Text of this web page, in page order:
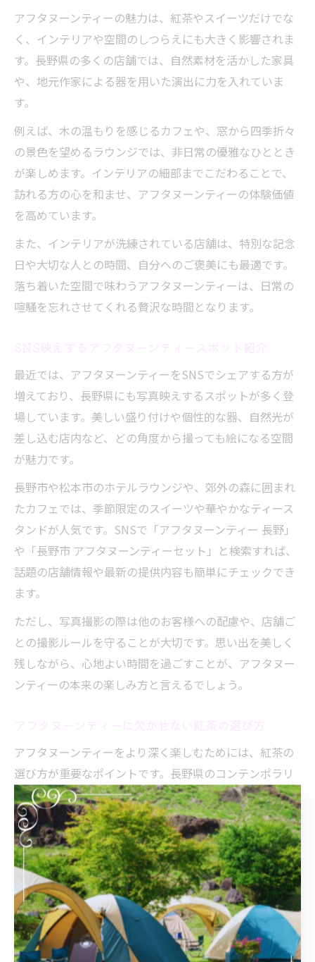
アフタヌーンティーの魅力は、紅茶やスイーツだけでな
く、インテリアや空間のしつらえにも大きく影響されま
す。長野県の多くの店舗では、自然素材を活かした家具
や、地元作家による器を用いた演出に力を入れていま
す。
例えば、木の温もりを感じるカフェや、窓から四季折々
の景色を望めるラウンジでは、非日常の優雅なひととき
が楽しめます。インテリアの細部までこだわることで、
訪れる方の心を和ませ、アフタヌーンティーの体験価値
を高めています。
また、インテリアが洗練されている店舗は、特別な記念
日や大切な人との時間、自分へのご褒美にも最適です。
落ち着いた空間で味わうアフタヌーンティーは、日常の
喧騒を忘れさせてくれる贅沢な時間となります。
最近では、アフタヌーンティーをSNSでシェアする方が
増えており、長野県にも写真映えするスポットが多く登
場しています。美しい盛り付けや個性的な器、自然光が
差し込む店内など、どの角度から撮っても絵になる空間
が魅力です。
長野市や松本市のホテルラウンジや、郊外の森に囲まれ
たカフェでは、季節限定のスイーツや華やかなティース
タンドが人気です。SNSで「アフタヌーンティー 長野」
や「長野市 アフタヌーンティーセット」と検索すれば、
話題の店舗情報や最新の提供内容も簡単にチェックでき
ます。
ただし、写真撮影の際は他のお客様への配慮や、店舗ご
との撮影ルールを守ることが大切です。思い出を美しく
残しながら、心地よい時間を過ごすことが、アフタヌー
ンティーの本来の楽しみ方と言えるでしょう。
アフタヌーンティーをより深く楽しむためには、紅茶の
選び方が重要なポイントです。長野県のコンテンポラリ
ーな店舗では、伝統的なダージリンやアッサムはもちろ
ん、地元のハーブやフルーツを使ったオリジナルティー
も人気です。
選び方のコツとしては、まずスイーツやセイボリーとの
相性を考え、軽やかなものからコクのあるものまで幅広
く楽しむことがおすすめです。店舗によっては、スタッ
フが丁寧に説明や提案をしてくれるので、初心者でも安
心して選べます。